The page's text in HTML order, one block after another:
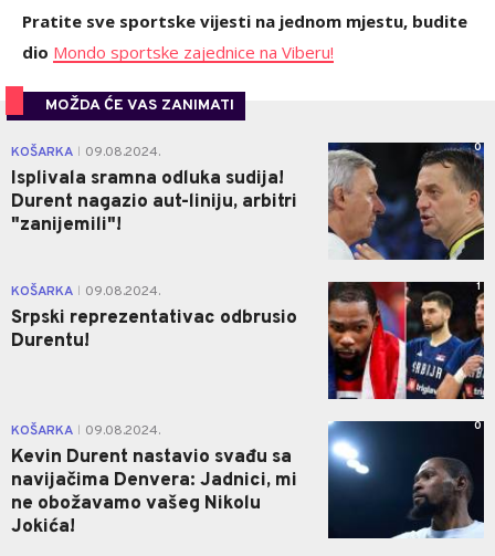
Pratite sve sportske vijesti na jednom mjestu, budite
dio Mondo sportske zajednice na Viberu!
MOŽDA ĆE VAS ZANIMATI
KOŠARKA 09.08.2024.
Isplivala sramna odluka sudija!
Durent nagazio aut-liniju, arbitri
"zanijemili"!
0
KOŠARKA 09.08.2024.
Srpski reprezentativac odbrusio
Durentu!
1
KOŠARKA 09.08.2024.
Kevin Durent nastavio svađu sa
navijačima Denvera: Jadnici, mi
ne obožavamo vašeg Nikolu
Jokića!
0